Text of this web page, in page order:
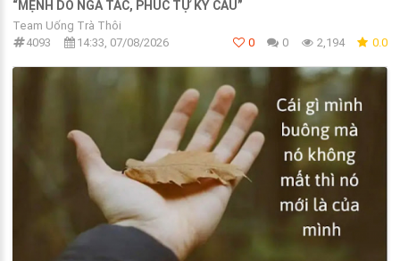
“MỆNH DO NGÃ TÁC, PHÚC TỰ KỶ CẦU”
Team Uống Trà Thôi
4093
14:33, 07/08/2026 0 0 2,194 0.0